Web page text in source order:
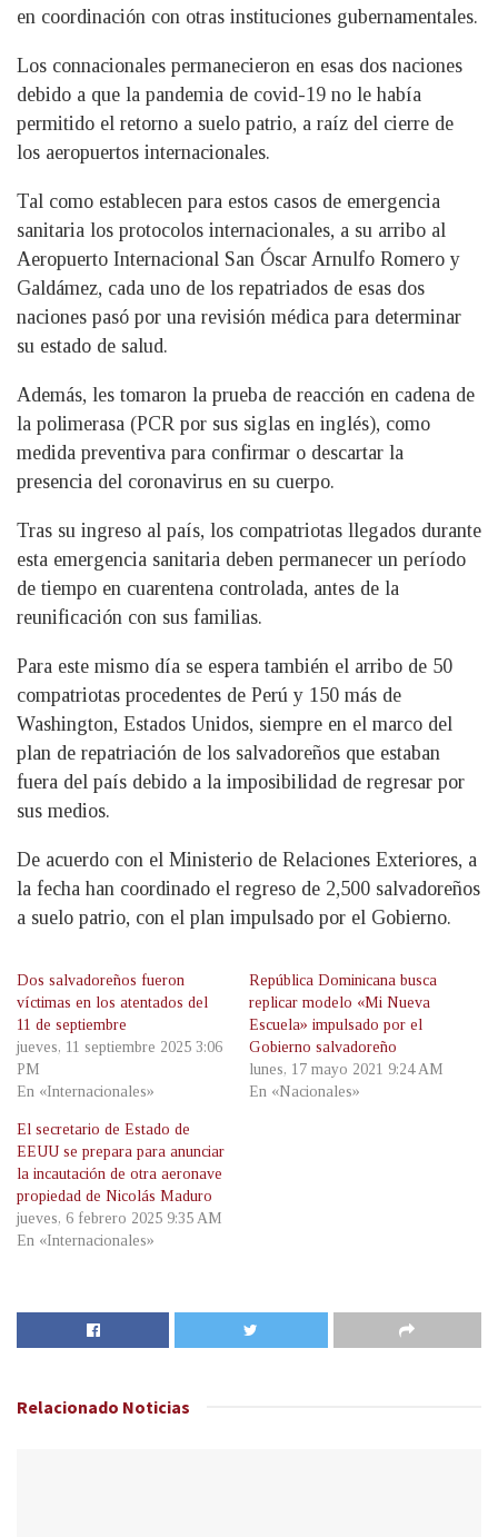
en coordinación con otras instituciones gubernamentales.
Los connacionales permanecieron en esas dos naciones
debido a que la pandemia de covid-19 no le había
permitido el retorno a suelo patrio, a raíz del cierre de
los aeropuertos internacionales.
Tal como establecen para estos casos de emergencia
sanitaria los protocolos internacionales, a su arribo al
Aeropuerto Internacional San Óscar Arnulfo Romero y
Galdámez, cada uno de los repatriados de esas dos
naciones pasó por una revisión médica para determinar
su estado de salud.
Además, les tomaron la prueba de reacción en cadena de
la polimerasa (PCR por sus siglas en inglés), como
medida preventiva para confirmar o descartar la
presencia del coronavirus en su cuerpo.
Tras su ingreso al país, los compatriotas llegados durante
esta emergencia sanitaria deben permanecer un período
de tiempo en cuarentena controlada, antes de la
reunificación con sus familias.
Para este mismo día se espera también el arribo de 50
compatriotas procedentes de Perú y 150 más de
Washington, Estados Unidos, siempre en el marco del
plan de repatriación de los salvadoreños que estaban
fuera del país debido a la imposibilidad de regresar por
sus medios.
De acuerdo con el Ministerio de Relaciones Exteriores, a
la fecha han coordinado el regreso de 2,500 salvadoreños
a suelo patrio, con el plan impulsado por el Gobierno.
Dos salvadoreños fueron
víctimas en los atentados del
11 de septiembre
jueves, 11 septiembre 2025 3:06
PM
En «Internacionales»
República Dominicana busca
replicar modelo «Mi Nueva
Escuela» impulsado por el
Gobierno salvadoreño
lunes, 17 mayo 2021 9:24 AM
En «Nacionales»
El secretario de Estado de
EEUU se prepara para anunciar
la incautación de otra aeronave
propiedad de Nicolás Maduro
jueves, 6 febrero 2025 9:35 AM
En «Internacionales»
Relacionado Noticias